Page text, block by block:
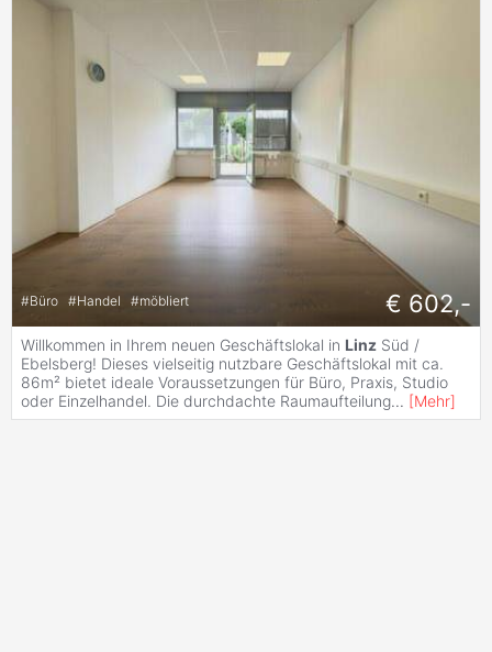
#Büro #Handel #möbliert € 602,-
Willkommen in Ihrem neuen Geschäftslokal in Linz Süd /
Ebelsberg! Dieses vielseitig nutzbare Geschäftslokal mit ca.
86m² bietet ideale Voraussetzungen für Büro, Praxis, Studio
oder Einzelhandel. Die durchdachte Raumaufteilung... [Mehr]